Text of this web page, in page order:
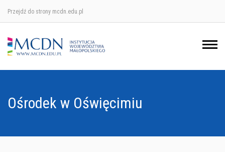
Przejdź do strony mcdn.edu.pl
Ośrodek w Oświęcimiu
Ośrodek w Krakowie
Ośrodek w Nowym Sączu
Ośrodek w Tarnowie